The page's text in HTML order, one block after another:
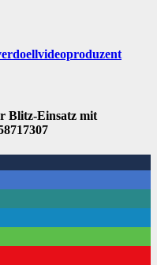
Blitz-Einsatz mit